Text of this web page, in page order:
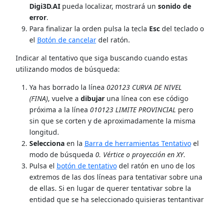
Digi3D.AIpueda localizar, mostrará un sonido de
error.
Para finalizar la orden pulsa la tecla Escdel teclado o
el Botón de cancelardel ratón.
Indicar al tentativo que siga buscando cuando estas
utilizando modos de búsqueda:
Ya has borrado la línea 020123 CURVA DE NIVEL
(FINA), vuelve a dibujaruna línea con ese código
próxima a la línea 010123 LIMITE PROVINCIAL pero
sin que se corten y de aproximadamente la misma
longitud.
Seleccionaen la Barra de herramientas Tentativoel
modo de búsqueda 0. Vértice o proyección en XY.
Pulsa el botón de tentativodel ratón en uno de los
extremos de las dos líneas para tentativar sobre una
de ellas. Si en lugar de querer tentativar sobre la
entidad que se ha seleccionado quisieras tentantivar